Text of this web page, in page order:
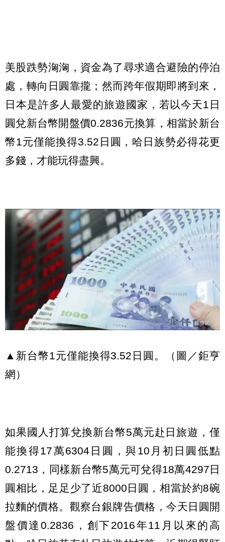
美股跌勢洶洶，資金為了尋求適合避險的停泊
處，轉向日圓靠攏；然而跨年假期即將到來，
日本是許多人最愛的旅遊國家，若以今天1日
圓兌新台幣開盤價0.2836元換算，相當於新台
幣1元僅能換得3.52日圓，哈日族勢必得花更
多錢，才能玩得盡興。
▲新台幣1元僅能換得3.52日圓。（圖／鉅亨
網）
如果國人打算兌換新台幣5萬元赴日旅遊，僅
能換得17萬6304日圓，與10月初日圓低點
0.2713，同樣新台幣5萬元可兌得18萬4297日
圓相比，足足少了近8000日圓，相當於約8碗
拉麵的價格。觀察台銀牌告價格，今天日圓開
盤價達0.2836，創下2016年11月以來的高